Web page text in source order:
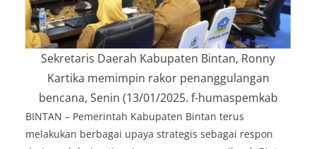
Sekretaris Daerah Kabupaten Bintan, Ronny
Kartika memimpin rakor penanggulangan
bencana, Senin (13/01/2025. f-humaspemkab
BINTAN – Pemerintah Kabupaten Bintan terus
melakukan berbagai upaya strategis sebagai respon